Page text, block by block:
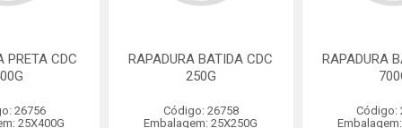
PRETA CDC
26756
25X400G
RAPADURA BATIDA CDC
250G
Código: 26758
Embalagem: 25X250G
RAPADURA
Código: